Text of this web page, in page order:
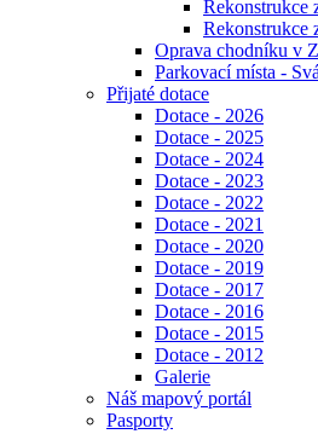
Rekonstrukce
Rekonstrukce
Oprava chodníku v
Parkovací místa -
Přijaté dotace
Dotace - 2026
Dotace - 2025
Dotace - 2024
Dotace - 2023
Dotace - 2022
Dotace - 2021
Dotace - 2020
Dotace - 2019
Dotace - 2017
Dotace - 2016
Dotace - 2015
Dotace - 2012
Galerie
Náš mapový portál
Pasporty